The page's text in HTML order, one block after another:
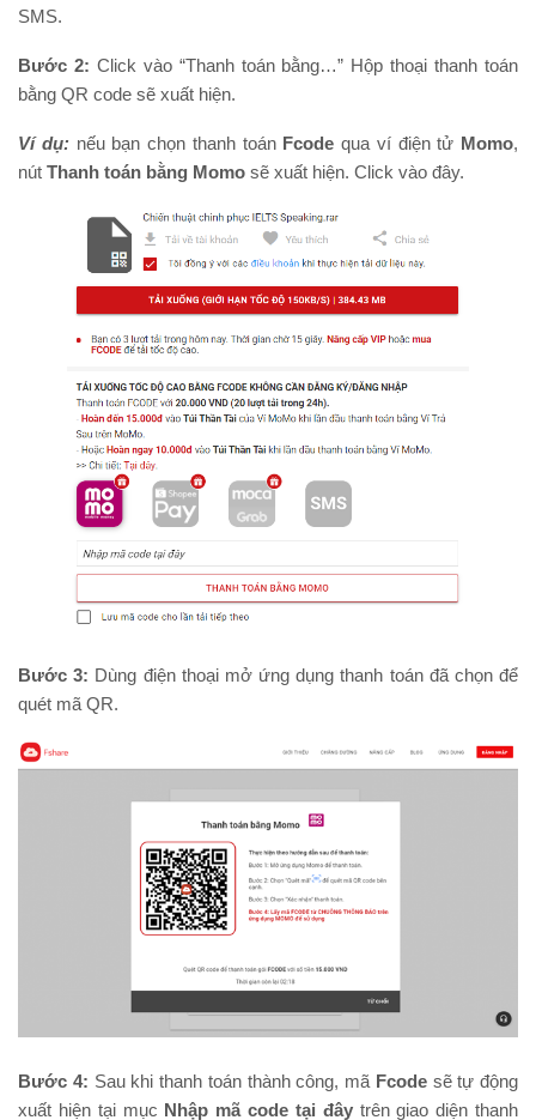
SMS.
Bước 2: Click vào “Thanh toán bằng…” Hộp thoại thanh toán
bằng QR code sẽ xuất hiện.
Ví dụ: nếu bạn chọn thanh toán Fcode qua ví điện tử Momo,
nút Thanh toán bằng Momo sẽ xuất hiện. Click vào đây.
Bước 3: Dùng điện thoại mở ứng dụng thanh toán đã chọn để
quét mã QR.
Bước 4: Sau khi thanh toán thành công, mã Fcodesẽ tự động
xuất hiện tại mục Nhập mã code tại đâytrên giao diện thanh